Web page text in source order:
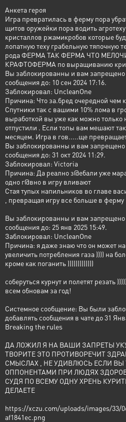
Анкета героя
Игра превратилась в ферму пора
щитов оружейки пора водить
кристаллов ржамикробов которые
лопатную теху грабельную тяпочную
рода ФЕРМА ТАК ФЕРМА ЧТО
КРАФТОФЕРМА по выращиванию
Вы заблокированны и вам запрещено
сообщения до: 10 сен 2024 17:16.
Заблокировал: UncleanOne
Причина: Что за.бред очередной чем
Спутники так с вашими 10% лома в
выработкой вы уже как можно только
отпустили . Если топы вам мешают
месяцем. Игра в гов.....ще
Вы заблокированны и вам запрещено
сообщения до: 31 окт 2024 11:29.
Заблокировал: Victoria
Причина: Да реално з@ебали уже
одно г@вно в игру вливают
Стая тупых напильников во главе
, превращая игру все больше в ферму
Вы заблокированны и вам запрещено
сообщения до: 25 янв 2025 15:49.
Заблокировал: UncleanOne
Причина: я даже знаю что он может
увеличить потребления газа )))) на
кроме как поганить )))))))))))))
соберуться курнут и полетят резать
всем обновам за год!
Системное сообщение: Вы были
добавлять сообщения в чате до 31
Breaking the rules
ДА ЛОЖИЛ Я НА ВАШИ ЗАПРЕТЫ
ТВОРИТЕ ЭТО ПРОТИВОРЕЧИТ
СМЫСЛАХ , НЕ УДИВЛЮСЬ ЕСЛИ
ОППОНЕНТАМИ ПРИ ЛЮДЯХ
СУДЯ ПО ВСЕМУ ОДНУ ХРЕНЬ
ДЕЛАЕТЕ
https://xczu.com/uploads/images/33/
af1841ec.png